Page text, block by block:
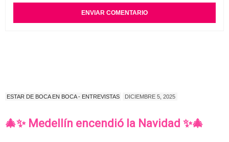
ESTAR DE BOCA EN BOCA - ENTREVISTAS DICIEMBRE 5, 2025
🎄✨ Medellín encendió la Navidad ✨🎄